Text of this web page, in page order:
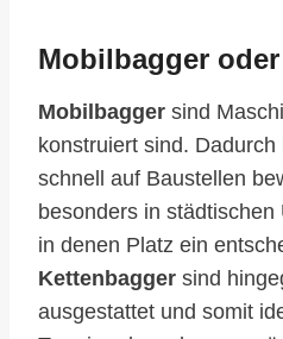
Mobilbagger
Mobilbagger sind
konstruiert sind.
schnell auf Baustellen
besonders in
in denen Platz ein
Kettenbagger sind
ausgestattet und somit